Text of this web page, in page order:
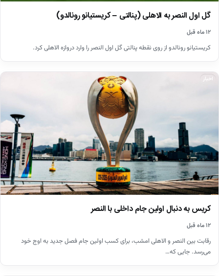
گل اول النصر به الاهلی (پنالتی – کریستیانو رونالدو)
۱۲ ماه قبل
کریستیانو رونالدو از روی نقطه پنالتی گل اول النصر را وارد دروازه الاهلی کرد.
اخبار
کریس به دنبال اولین جام داخلی با النصر
۱۲ ماه قبل
رقابت بین النصر و الاهلی امشب، برای کسب اولین جام فصل جدید به اوج خود
می‌رسد. جایی که…